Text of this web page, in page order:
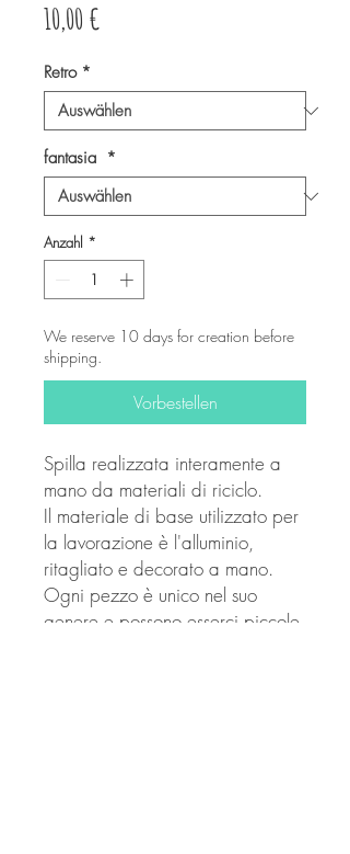
10,00 €
Retro *
fantasia *
Anzahl *
We reserve 10 days for creation before
shipping.
Vorbestellen
Spilla realizzata interamente a
mano da materiali di riciclo.
Il materiale di base utilizzato per
la lavorazione è l'alluminio,
ritagliato e decorato a mano.
Ogni pezzo è unico nel suo
genere e possono esserci piccole